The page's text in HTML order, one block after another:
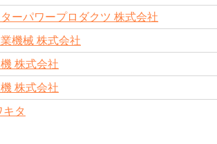
ーパワープロダクツ 株式会社
機械 株式会社
株式会社
株式会社
タ